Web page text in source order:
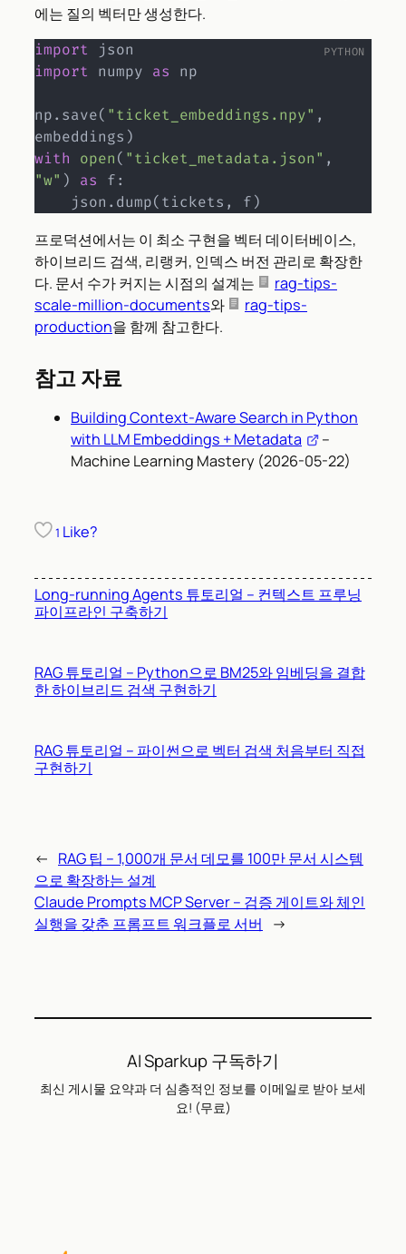
에는 질의 벡터만 생성한다.
import
import numpy as np
np. save( "ticket_embeddings.npy" ,
embeddings )
with
open( "ticket_metadata.json" ,
"w" ) as f:
    json
. dump(tickets , f)
프로덕션에서는 이 최소 구현을 벡터 데이터베이스,
하이브리드 검색, 리랭커, 인덱스 버전 관리로 확장한
다. 문서 수가 커지는 시점의 설계는
rag-tips-
scale-million-documents와
rag-tips-
production을 함께 참고한다.
참고 자료
Building Context-Aware Search in Python
with LLM Embeddings + Metadata
–
Machine Learning Mastery (2026-05-22)
1 Like?
Long-running Agents 튜토리얼 – 컨텍스트 프루닝
파이프라인 구축하기
RAG 튜토리얼 – Python으로 BM25와 임베딩을 결합
한 하이브리드 검색 구현하기
RAG 튜토리얼 – 파이썬으로 벡터 검색 처음부터 직접
구현하기
← RAG 팁 – 1,000개 문서 데모를 100만 문서 시스템
으로 확장하는 설계
Claude Prompts MCP Server – 검증 게이트와 체인
실행을 갖춘 프롬프트 워크플로 서버
→
AI Sparkup 구독하기
최신 게시물 요약과 더 심층적인 정보를 이메일로 받아 보세
요! (무료)